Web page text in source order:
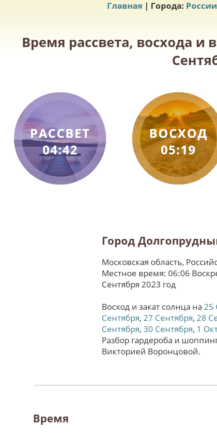
Главная | Города: России
Время рассвета, восхода и
РАССВЕТ
04:42
ВОСХОД
05:19
Город
Московская область,
Местное время: 06:06
Сентября 2023 год
Восход и закат солнца на 25
Сентября, 27 Сентября, 28
Сентября, 30 Сентября, 1
Разбор гардероба и
Викторией Воронцовой.
Время